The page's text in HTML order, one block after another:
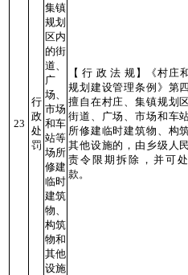
23
行
政
处
罚
集镇
规划
区内
的街
道、
广
场、
市场
和车
站等
场所
修建
临时
建筑
物、
构筑
物和
其他
设施
【 行 政 法 规】《村庄
规划建设管理条例》第
擅自在村庄、集镇规划
街道、广场、市场和车
所修建临时建筑物、构
其他设施的，由乡级人
责令限期拆除，并可
款。